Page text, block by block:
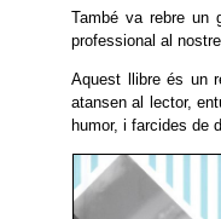
També va rebre un
professional al
Aquest llibre és un
atansen al lector,
humor, i farcides de